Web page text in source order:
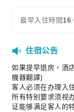
熨燙服務
洗衣服務
公共區域設施
公共區域wifi
自動提款機
電梯
停車場
最早入住時間
住宿公告
如果提早退房，酒
機器翻譯)
客人必须在办理入
所有特别要求须视
证能够满足客人的